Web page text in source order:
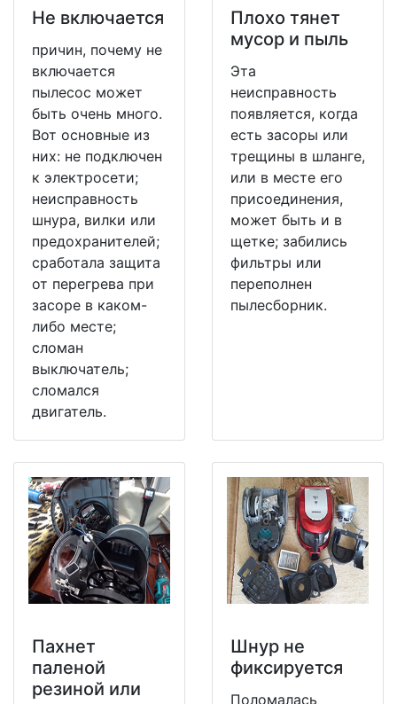
Не включается
причин, почему не
включается
пылесос может
быть очень много.
Вот основные из
них: не подключен
к электросети;
неисправность
шнура, вилки или
предохранителей;
сработала защита
от перегрева при
засоре в каком-
либо месте;
сломан
выключатель;
сломался
двигатель.
Плохо тянет
мусор и пыль
Эта
неисправность
появляется, когда
есть засоры или
трещины в шланге,
или в месте его
присоединения,
может быть и в
щетке; забились
фильтры или
переполнен
пылесборник.
Пахнет
паленой
резиной или
Шнур не
фиксируется
Поломалась